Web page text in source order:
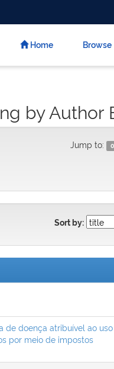
Home Browse
by Author
Jump to:
Sort by:
de doença atribuível ao
por meio de impostos